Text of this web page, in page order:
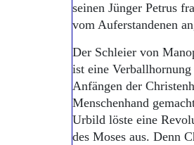
seinen Jünger Petrus
vom Auferstandenen
Der Schleier von
ist eine
Anfängen der
Menschenhand
Urbild löste eine
des Moses aus. Denn